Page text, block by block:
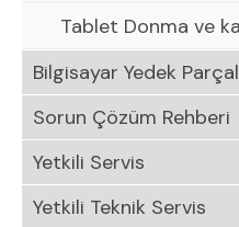
Tablet Donma ve
Bilgisayar Yedek
Sorun Çözüm Rehberi
Yetkili Servis
Yetkili Teknik Servis